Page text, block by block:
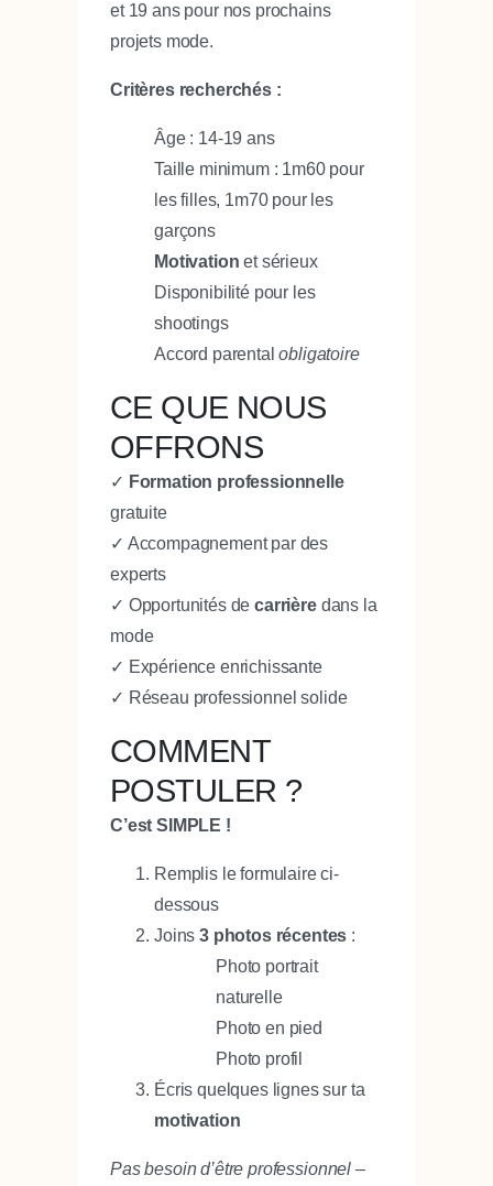
et 19 ans pour nos prochains
projets mode.
Critères recherchés :
Âge : 14-19 ans
Taille minimum : 1m60 pour
les filles, 1m70 pour les
garçons
Motivation et sérieux
Disponibilité pour les
shootings
Accord parentalobligatoire
CE QUE NOUS
OFFRONS
✓ Formation professionnelle
gratuite
✓ Accompagnement par des
experts
✓ Opportunités decarrièredans la
mode
✓ Expérience enrichissante
✓ Réseau professionnel solide
COMMENT
POSTULER ?
C’est SIMPLE !
Remplis le formulaire ci-
dessous
Joins3 photos récentes :
Photo portrait
naturelle
Photo en pied
Photo profil
Écris quelques lignes sur ta
motivation
Pas besoin d’être professionnel –